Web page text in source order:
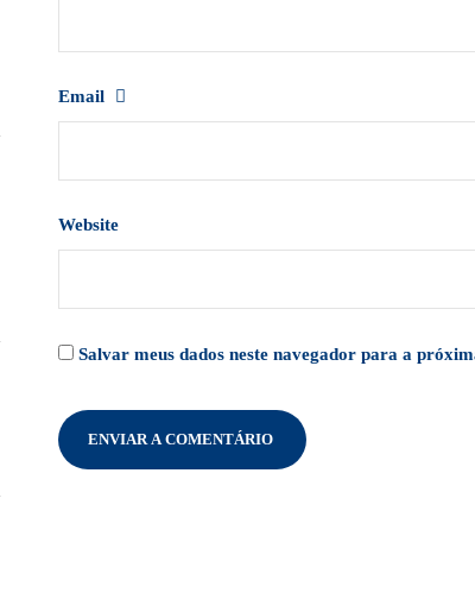
Email
Website
Salvar meus dados neste navegador para a